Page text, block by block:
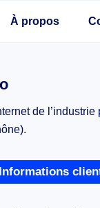
À propos
de
Informations